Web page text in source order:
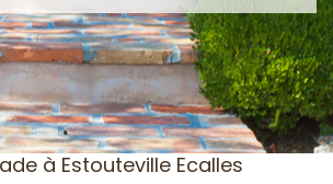
à Estouteville Ecalles